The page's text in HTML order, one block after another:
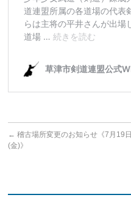
← 稽古場所変更のお知らせ《7月19日
(金)》